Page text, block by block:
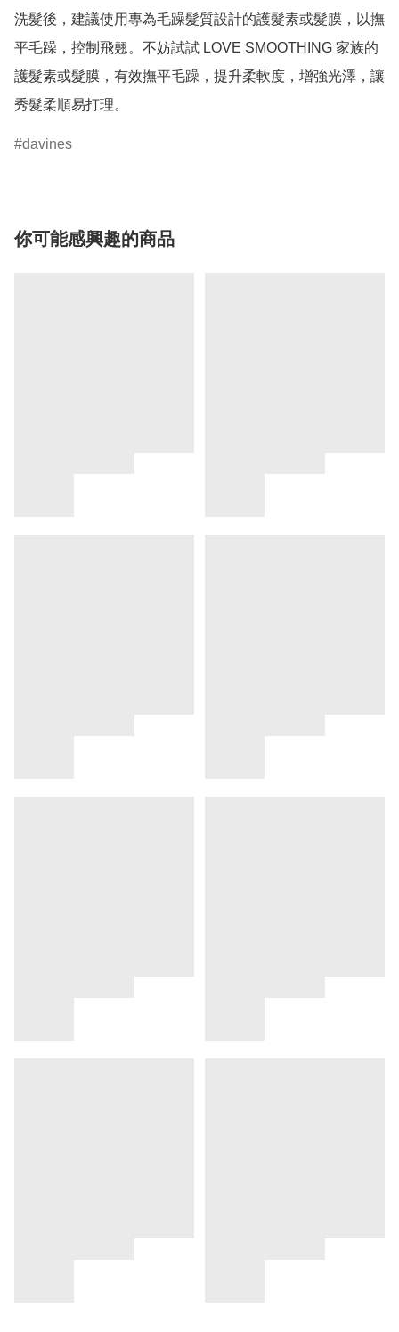
洗髮後，建議使用專為毛躁髮質設計的護髮素或髮膜，以撫
平毛躁，控制飛翹。不妨試試 LOVE SMOOTHING 家族的
護髮素或髮膜，有效撫平毛躁，提升柔軟度，增強光澤，讓
davines
你可能感興趣的商品